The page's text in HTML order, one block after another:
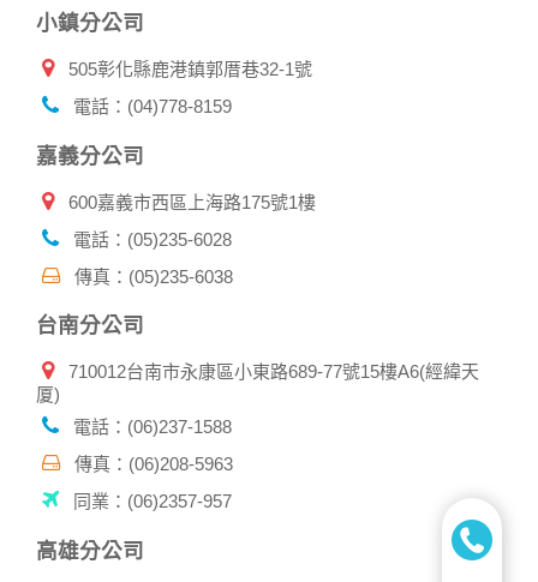
請妥善保管您在本公司及相關企業伙伴網站的帳號、密碼或個
本公司相關企業伙伴網站所提供的服務後，務必記得登出帳戶
或關閉網頁瀏覽器，以防止他人讀取您的個人資料。
問或訂購時，請立即通知本站。
小鎮分公司
505彰化縣鹿港鎮郭厝巷32-1號
電話：(04)778-8159
嘉義分公司
600嘉義市西區上海路175號1樓
電話：(05)235-6028
傳真：(05)235-6038
台南分公司
710012台南市永康區小東路689-77號15樓A6(經緯天
厦)
電話：(06)237-1588
傳真：(06)208-5963
同業：(06)2357-957
高雄分公司